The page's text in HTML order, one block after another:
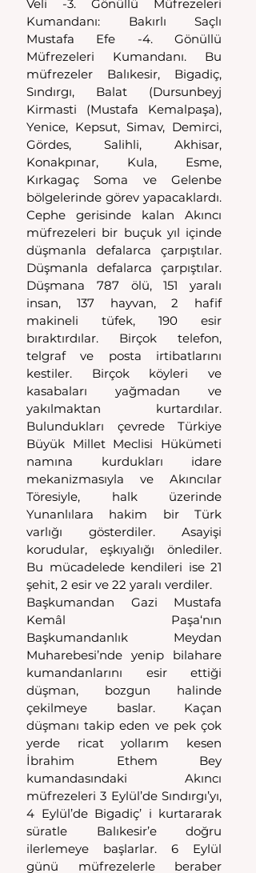
Veli -3. Gönüllü Müfrezeleri
Kumandanı: Bakırlı Saçlı
Mustafa Efe -4. Gönüllü
Müfrezeleri Kumandanı. Bu
müfrezeler Balıkesir, Bigadiç,
Sındırgı, Balat (Dursunbeyj
Kirmasti (Mustafa Kemalpaşa),
Yenice, Kepsut, Simav, Demirci,
Gördes, Salihli, Akhisar,
Konakpınar, Kula, Esme,
Kırkagaç Soma ve Gelenbe
bölgelerinde görev yapacaklardı.
Cephe gerisinde kalan Akıncı
müfrezeleri bir buçuk yıl içinde
düşmanla defalarca çarpıştılar.
Düşmanla defalarca çarpıştılar.
Düşmana 787 ölü, 151 yaralı
insan, 137 hayvan, 2 hafif
makineli tüfek, 190 esir
bıraktırdılar. Birçok telefon,
telgraf ve posta irtibatlarını
kestiler. Birçok köyleri ve
kasabaları yağmadan ve
yakılmaktan kurtardılar.
Bulundukları çevrede Türkiye
Büyük Millet Meclisi Hükümeti
namına kurdukları idare
mekanizmasıyla ve Akıncılar
Töresiyle, halk üzerinde
Yunanlılara hakim bir Türk
varlığı gösterdiler. Asayişi
korudular, eşkıyalığı önlediler.
Bu mücadelede kendileri ise 21
şehit, 2 esir ve 22 yaralı verdiler.
Başkumandan Gazi Mustafa
Kemâl Paşa‘nın
Başkumandanlık Meydan
Muharebesi’nde yenip bilahare
kumandanlarını esir ettiği
düşman, bozgun halinde
çekilmeye baslar. Kaçan
düşmanı takip eden ve pek çok
yerde ricat yollarım kesen
İbrahim Ethem Bey
kumandasındaki Akıncı
müfrezeleri 3 Eylül’de Sındırgı’yı,
4 Eylül’de Bigadiç’ i kurtararak
süratle Balıkesir’e doğru
ilerlemeye başlarlar. 6 Eylül
günü müfrezelerle beraber